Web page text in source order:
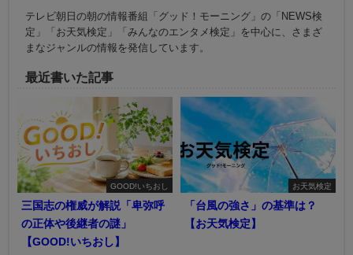
テレビ朝日の朝の情報番組「グッド！モーニング」の「NEWS検
定」「お天気検定」「みんなのエンタメ検定」を中心に、さまざ
まなジャンルの情報を発信しています。
最近書いた記事
GOOD!いちおし
三国志の権威が解説「卑弥呼
の正体や後継者の謎」
【GOOD!いちおし】
お天気検定
「台風の強さ」の基準は？
【お天気検定】